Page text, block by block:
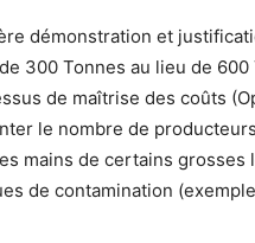
démonstration et
300 Tonnes au lieu de
de maîtrise des coûts
le nombre de
mains de certains
de contamination